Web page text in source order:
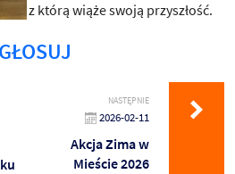
z którą wiąże swoją przyszłość.
GŁOSUJ
NASTĘPNIE
2026-02-11
Akcja Zima w
Mieście 2026